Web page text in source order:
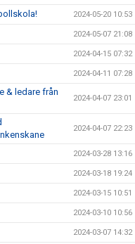
2024-05-20 10:53
2024-05-07 21:08
2024-04-15 07:32
2024-04-11 07:28
& ledare från
2024-04-07 23:01
2024-04-07 22:23
2024-03-28 13:16
2024-03-18 19:24
2024-03-15 10:51
2024-03-10 10:56
2024-03-07 14:32